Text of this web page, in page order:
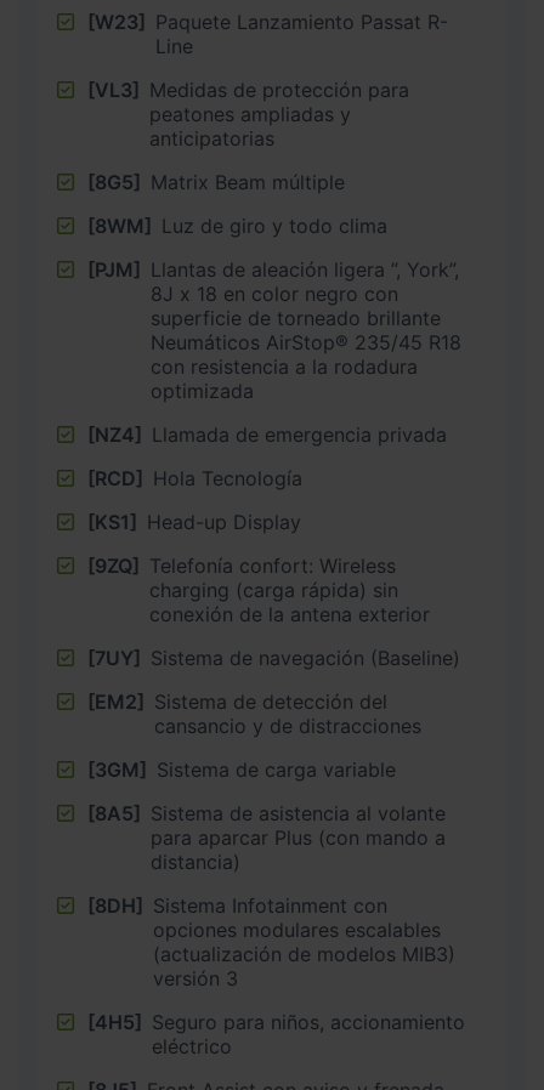
[W23] Paquete Lanzamiento Passat R-
Line
[VL3] Medidas de protección para
peatones ampliadas y
anticipatorias
[8G5] Matrix Beam múltiple
[8WM] Luz de giro y todo clima
[PJM] Llantas de aleación ligera ”, York”,
8J x 18 en color negro con
superficie de torneado brillante
Neumáticos AirStop® 235/45 R18
con resistencia a la rodadura
optimizada
[NZ4] Llamada de emergencia privada
[RCD] Hola Tecnología
[KS1] Head-up Display
[9ZQ] Telefonía confort: Wireless
charging (carga rápida) sin
conexión de la antena exterior
[7UY] Sistema de navegación (Baseline)
[EM2] Sistema de detección del
cansancio y de distracciones
[3GM] Sistema de carga variable
[8A5] Sistema de asistencia al volante
para aparcar Plus (con mando a
distancia)
[8DH] Sistema Infotainment con
opciones modulares escalables
(actualización de modelos MIB3)
versión 3
[4H5] Seguro para niños, accionamiento
eléctrico